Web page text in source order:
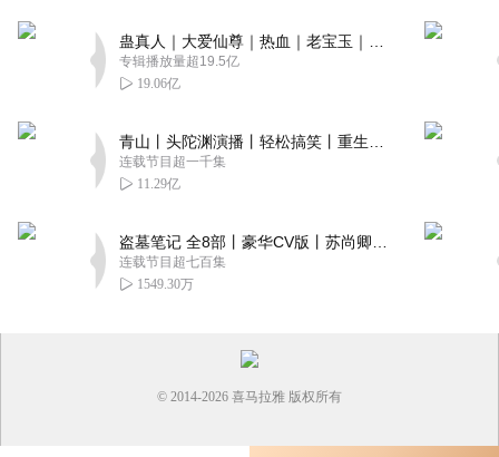
专辑播放量超19.5亿
19.06亿
连载节目超一千集
11.29亿
连载节目超七百集
1549.30万
© 2014-2026 喜马拉雅 版权所有